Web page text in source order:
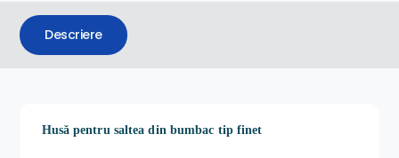
Descriere
Husă pentru saltea din bumbac tip finet